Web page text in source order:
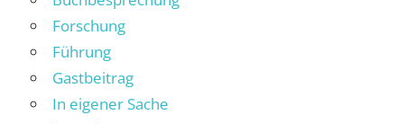
Forschung
Führung
Gastbeitrag
In eigener Sache